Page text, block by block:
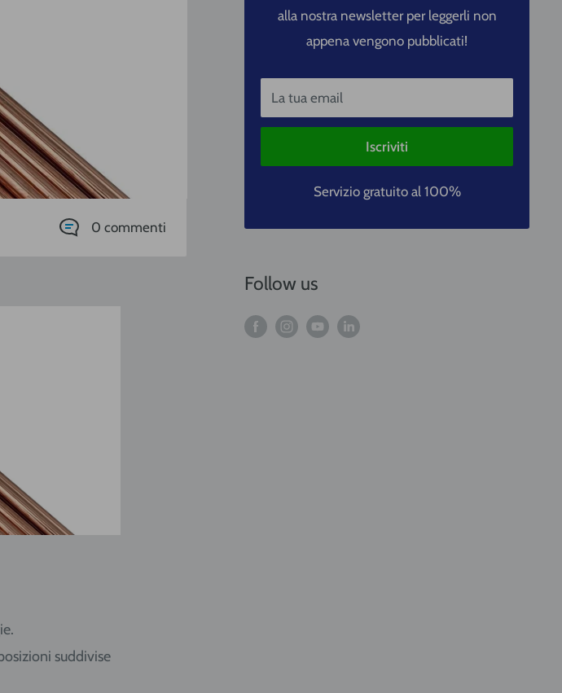
0 commenti
suddivise
alla nostra newsletter per leggerli non
appena vengono pubblicati!
La tua email
Iscriviti
Servizio gratuito al 100%
Follow us